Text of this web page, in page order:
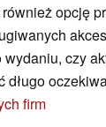
opcję
wydaniu, czy
długo
firm